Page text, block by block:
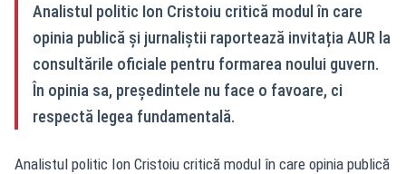
Analistul politic Ion Cristoiu critică modul în care
opinia publică și jurnaliștii raportează invitația AUR la
consultările oficiale pentru formarea noului guvern.
În opinia sa, președintele nu face o favoare, ci
respectă legea fundamentală.
Analistul politic Ion Cristoiu critică modul în care opinia publică